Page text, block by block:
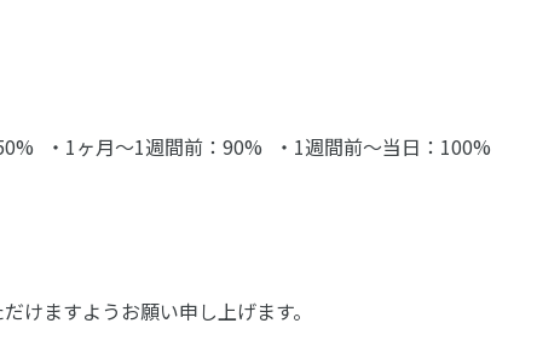
前：50% ・1ヶ月〜1週間前：90% ・1週間前〜当日：100%
けますようお願い申し上げます。